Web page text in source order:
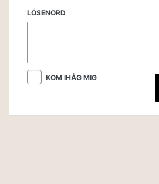
LÖSENORD
KOM IHÅG MIG